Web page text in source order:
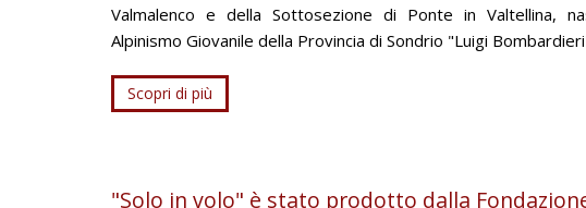
Valmalenco e della Sottosezione di Ponte in Valtellina,
Alpinismo Giovanile della Provincia di Sondrio "Luigi
Scopri di più
"Solo in volo" è stato prodotto dalla